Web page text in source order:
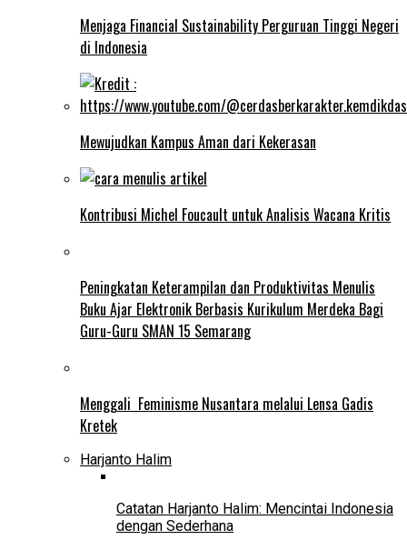
Menjaga Financial Sustainability Perguruan Tinggi Negeri
di Indonesia
Mewujudkan Kampus Aman dari Kekerasan
Kontribusi Michel Foucault untuk Analisis Wacana Kritis
Peningkatan Keterampilan dan Produktivitas Menulis
Buku Ajar Elektronik Berbasis Kurikulum Merdeka Bagi
Guru-Guru SMAN 15 Semarang
Menggali Feminisme Nusantara melalui Lensa Gadis
Kretek
Harjanto Halim
Catatan Harjanto Halim: Mencintai Indonesia
dengan Sederhana